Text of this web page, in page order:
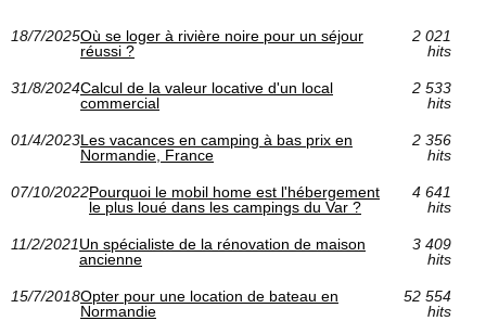
18/7/2025Où se loger à rivière noire pour un séjour
réussi ?
2 021
hits
31/8/2024Calcul de la valeur locative d'un local
commercial
2 533
hits
01/4/2023Les vacances en camping à bas prix en
Normandie, France
2 356
hits
07/10/2022Pourquoi le mobil home est l'hébergement
le plus loué dans les campings du Var ?
4 641
hits
11/2/2021Un spécialiste de la rénovation de maison
ancienne
3 409
hits
15/7/2018Opter pour une location de bateau en
Normandie
52 554
hits